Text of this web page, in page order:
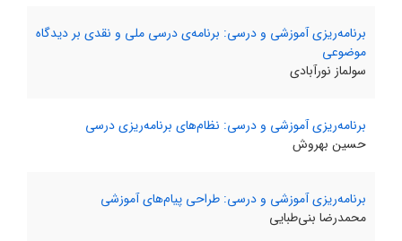
برنامه‌ریزی آموزشی و درسی: برنامه‌ی درسی ملی و نقدی بر دیدگاه
موضوعی
سولماز نورآبادی
برنامه‌ریزی آموزشی و درسی: نظام‌های برنامه‌ریزی درسی
حسین بهروش
برنامه‌ریزی آموزشی و درسی: طراحی پیام‌های آموزشی
محمدرضا بنی‌طبایی